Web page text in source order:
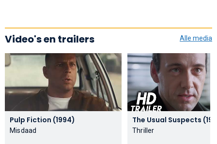
Video's en trailers Alle media
Pulp Fiction (1994)
Misdaad
The Usual
Thriller